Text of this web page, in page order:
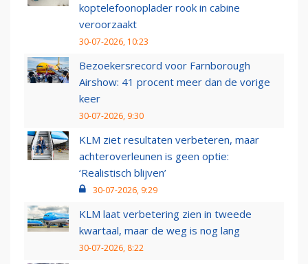
koptelefoonoplader rook in cabine
veroorzaakt
30-07-2026, 10:23
Bezoekersrecord voor Farnborough
Airshow: 41 procent meer dan de vorige
keer
30-07-2026, 9:30
KLM ziet resultaten verbeteren, maar
achteroverleunen is geen optie:
‘Realistisch blijven’
30-07-2026, 9:29
KLM laat verbetering zien in tweede
kwartaal, maar de weg is nog lang
30-07-2026, 8:22